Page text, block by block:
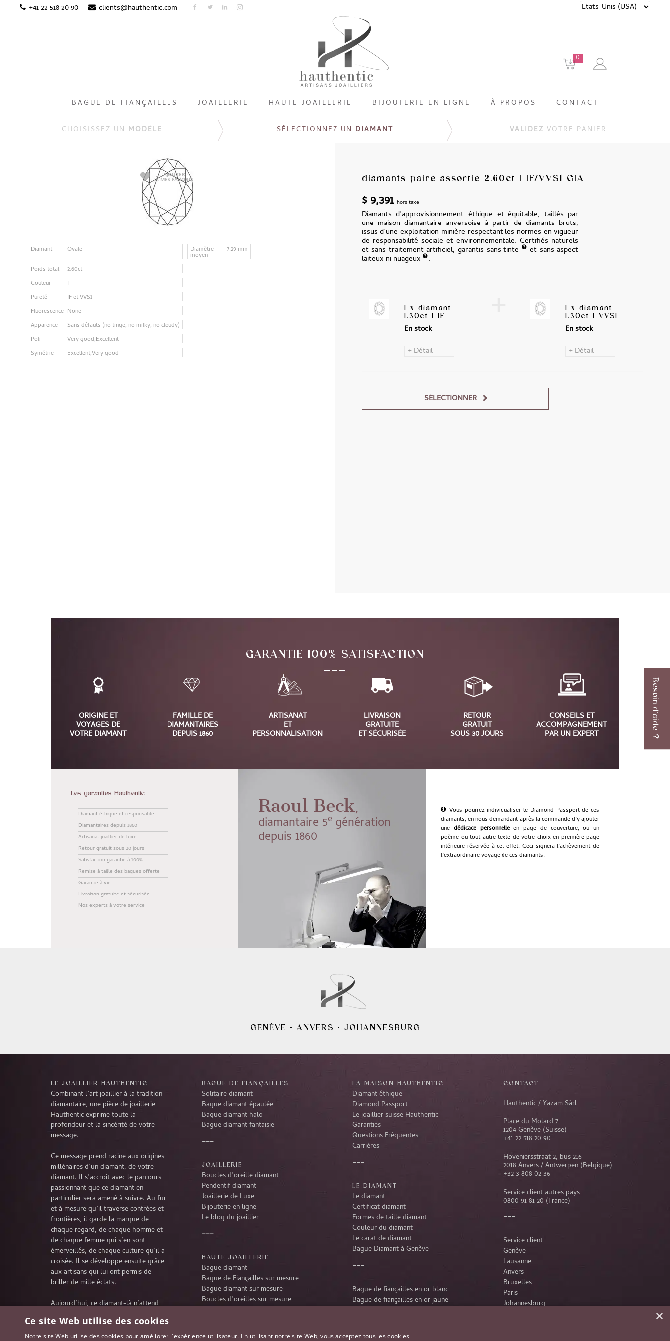
+41 22 518 20 90 clients@hauthentic.com
BAGUE DE FIANÇAILLES JOAILLERIE HAUTE JOAILLERIE BIJOUTERIE EN LIGNE À PROPOS CONTACT
0
CHOISISSEZ UN MODÈLE SÉLECTIONNEZ UN DIAMANT VALIDEZ VOTRE PANIER
AJOUTER
À MES FAVORIS
Diamant
Ovale
Poids total
2.60ct
Couleur
I
Pureté
IF et VVS1
Fluorescence None
Apparence
Sans défauts (no tinge, no milky, no cloudy)
Poli
Very good,Excellent
Symétrie
Excellent,Very good
Diamètre
moyen
7.29 mm
diamants paire assortie 2.60ct I IF/VVS1 GIA
$9,391 hors taxe
Diamants d’approvisionnement éthique et équitable, taillés par
une maison diamantaire anversoise à partir de diamants bruts,
issus d’une exploitation minière respectant les normes en vigueur
de responsabilité sociale et environnementale. Certifiés naturels
et sans traitement artificiel, garantis sans tinte et sans aspect
laiteux ni nuageux .
1 x diamant
1.30ct I IF
En stock
+ Détail
1 x diamant
1.30ct I VVS1
En stock
+ Détail
SÉLECTIONNER
GARANTIE 100% SATISFACTION
ORIGINE ET
VOYAGES DE
VOTRE DIAMANT
FAMILLE DE
DIAMANTAIRES
DEPUIS 1860
ARTISANAT
ET
PERSONNALISATION
LIVRAISON
GRATUITE
ET SÉCURISÉE
RETOUR
GRATUIT
SOUS 30 JOURS
CONSEILS ET
ACCOMPAGNEMENT
PAR UN EXPERT
Les garanties Hauthentic
Diamant éthique et responsable
Diamantaires depuis 1860
Artisanat joaillier de luxe
Retour gratuit sous 30 jours
Satisfaction garantie à 100%
Remise à taille des bagues offerte
Garantie à vie
Livraison gratuite et sécurisée
Nos experts à votre service
Raoul Beck,
diamantaire 5e génération
depuis 1860
Vous pourrez individualiser le Diamond Passport de ces
diamants, en nous demandant après la commande d’y ajouter
une dédicace personnelleen page de couverture, ou un
poème ou tout autre texte de votre choix en première page
intérieure réservée à cet effet. Ceci signera l’achèvement de
l’extraordinaire voyage de ces diamants.
GENÈVE • ANVERS • JOHANNESBURG
LE JOAILLIER HAUTHENTIC
Combinant l’art joaillier à la tradition
diamantaire, une pièce de joaillerie
Hauthentic exprime toute la
profondeur et la sincérité de votre
message.
Ce message prend racine aux origines
millénaires d’un diamant, de votre
diamant. Il s’accroît avec le parcours
passionnant que ce diamant en
particulier sera amené à suivre. Au fur
et à mesure qu’il traverse contrées et
frontières, il garde la marque de
chaque regard, de chaque homme et
de chaque femme qui s’en sont
émerveillés, de chaque culture qu’il a
croisée. Il se développe ensuite grâce
aux artisans qui lui ont permis de
briller de mille éclats.
Aujourd’hui, ce diamant-là n’attend
extraordinaire voyage à travers le
temps, pour partager désormais votre
BAGUE DE FIANÇAILLES
Solitaire diamant
Bague diamant épaulée
Bague diamant halo
Bague diamant fantaisie
JOAILLERIE
Boucles d’oreille diamant
Pendentif diamant
Joaillerie de Luxe
Bijouterie en ligne
Le blog du joaillier
HAUTE JOAILLERIE
Bague diamant
Bague de Fiançailles sur mesure
Bague diamant sur mesure
Boucles d’oreilles sur mesure
LA MAISON HAUTHENTIC
Diamant éthique
Diamond Passport
Le joaillier suisse Hauthentic
Garanties
Questions Fréquentes
Carrières
LE DIAMANT
Le diamant
Certificat diamant
Formes de taille diamant
Couleur du diamant
Le carat de diamant
Bague Diamant à Genève
Bague de fiançailles en or blanc
Bague de fiançailles en or jaune
CONTACT
Hauthentic / Yazam Sàrl
Place du Molard 7
1204 Genève (Suisse)
+41 22 518 20 90
Hoveniersstraat 2, bus 216
2018 Anvers / Antwerpen (Belgique)
+32 3 808 02 36
Service client autres pays
0800 91 81 20 (France)
Service client
Genève
Lausanne
Anvers
Bruxelles
Paris
Johannesburg
Besoin d'aide ?
×
Ce site Web utilise des cookies
Notre site Web utilise des cookies pour améliorer l'expérience utilisateur. En utilisant notre site Web, vous acceptez tous les cookies